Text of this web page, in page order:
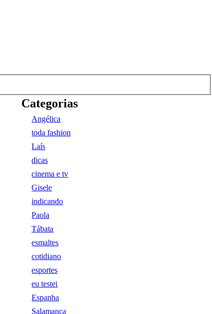
Categorias
Angélica
toda fashion
Laís
dicas
cinema e tv
Gisele
indicando
Paola
Tábata
esmaltes
cotidiano
esportes
eu testei
Espanha
Salamanca